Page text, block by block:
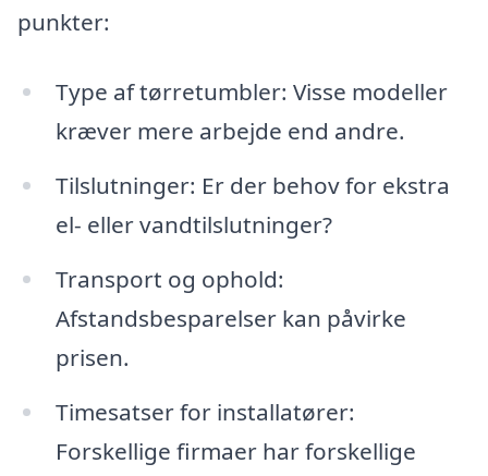
punkter:
Type af tørretumbler: Visse modeller
kræver mere arbejde end andre.
Tilslutninger: Er der behov for ekstra
el- eller vandtilslutninger?
Transport og ophold:
Afstandsbesparelser kan påvirke
prisen.
Timesatser for installatører:
Forskellige firmaer har forskellige